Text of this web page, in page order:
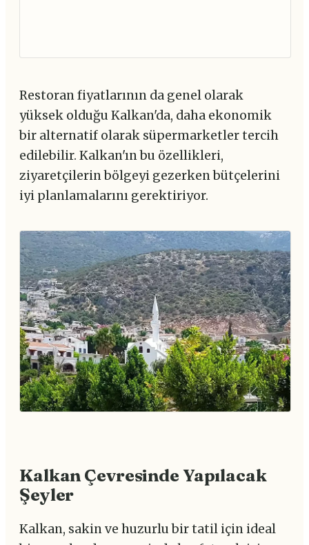
Restoran fiyatlarının da genel olarak
yüksek olduğu Kalkan'da, daha ekonomik
bir alternatif olarak süpermarketler tercih
edilebilir. Kalkan'ın bu özellikleri,
ziyaretçilerin bölgeyi gezerken bütçelerini
iyi planlamalarını gerektiriyor.
Kalkan Çevresinde Yapılacak
Şeyler
Kalkan, sakin ve huzurlu bir tatil için ideal